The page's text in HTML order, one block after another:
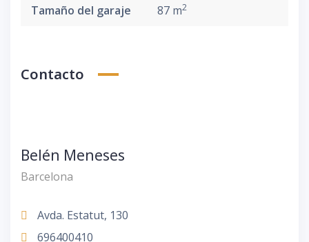
Tamaño del garaje 87 m2
Contacto
Belén Meneses
Barcelona
Avda. Estatut, 130
696400410